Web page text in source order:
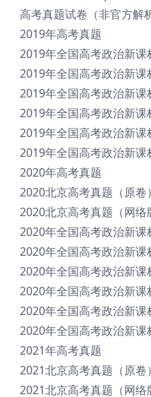
高考真题试卷（非官方解
2019年高考真题
2019年全国高考政治新
2019年全国高考政治新
2019年全国高考政治新
2019年全国高考政治新
2019年全国高考政治新
2019年全国高考政治新
2020年高考真题
2020北京高考真题（原
2020北京高考真题（网
2020年全国高考政治新
2020年全国高考政治新
2020年全国高考政治新
2020年全国高考政治新
2020年全国高考政治新
2020年全国高考政治新
2021年高考真题
2021北京高考真题（原
2021北京高考真题（网